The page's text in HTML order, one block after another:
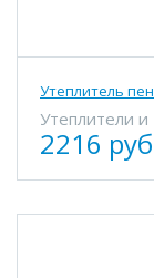
Утеплитель
Утеплители и
2216 руб